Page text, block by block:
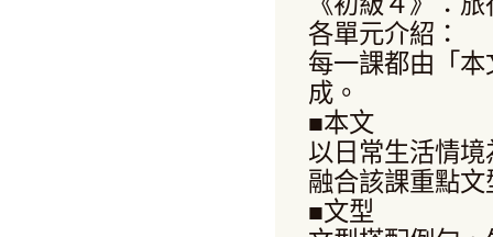
各單元介紹：
每一課都由「
成。
■本文
以日常生活情
融合該課重點
■文型